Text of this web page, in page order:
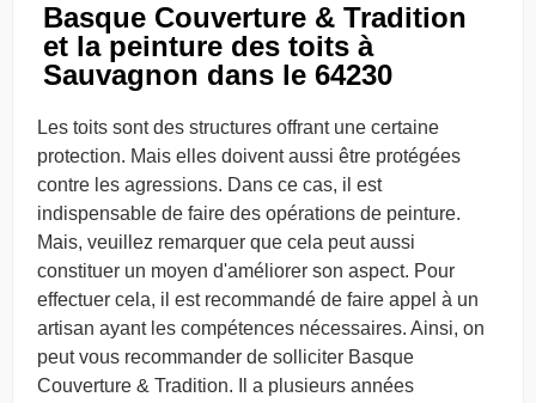
Basque Couverture & Tradition
et la peinture des toits à
Sauvagnon dans le 64230
Les toits sont des structures offrant une certaine
protection. Mais elles doivent aussi être protégées
contre les agressions. Dans ce cas, il est
indispensable de faire des opérations de peinture.
Mais, veuillez remarquer que cela peut aussi
constituer un moyen d'améliorer son aspect. Pour
effectuer cela, il est recommandé de faire appel à un
artisan ayant les compétences nécessaires. Ainsi, on
peut vous recommander de solliciter Basque
Couverture & Tradition. Il a plusieurs années